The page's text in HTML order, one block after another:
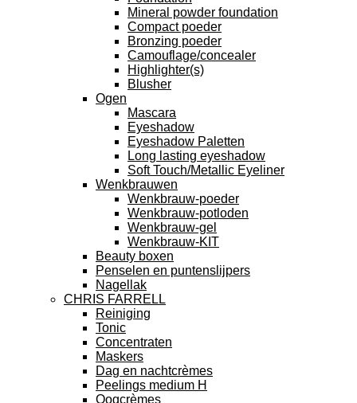
Mineral powder foundation
Compact poeder
Bronzing poeder
Camouflage/concealer
Highlighter(s)
Blusher
Ogen
Mascara
Eyeshadow
Eyeshadow Paletten
Long lasting eyeshadow
Soft Touch/Metallic Eyeliner
Wenkbrauwen
Wenkbrauw-poeder
Wenkbrauw-potloden
Wenkbrauw-gel
Wenkbrauw-KIT
Beauty boxen
Penselen en puntenslijpers
Nagellak
CHRIS FARRELL
Reiniging
Tonic
Concentraten
Maskers
Dag en nachtcrèmes
Peelings medium H
Oogcrèmes